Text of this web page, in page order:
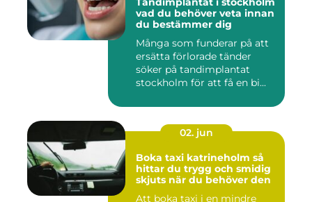
vad du behöver veta innan
du bestämmer dig
Många som funderar på att
ersätta förlorade tänder
söker på tandimplantat
stockholm för att få en bi...
02. jun
Boka taxi katrineholm så
hittar du trygg och smidig
skjuts när du behöver den
Att boka taxi i en mindre